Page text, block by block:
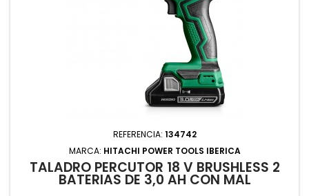
REFERENCIA: 134742
MARCA: HITACHI POWER TOOLS IBERICA
TALADRO PERCUTOR 18 V BRUSHLESS 2
BATERIAS DE 3,0 AH CON MAL